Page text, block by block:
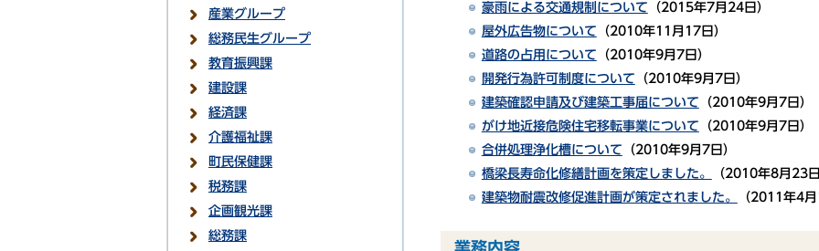
産業グループ
総務民生グループ
教育振興課
建設課
経済課
介護福祉課
町民保健課
税務課
企画観光課
総務課
豪雨による交通規制について （2015年7月24日）
屋外広告物について （2010年11月17日）
道路の占用について （2010年9月7日）
開発行為許可制度について （2010年9月7日）
建築確認申請及び建築工事届について （2010年9月7日）
がけ地近接危険住宅移転事業について （2010年9月7日）
合併処理浄化槽について （2010年9月7日）
橋梁長寿命化修繕計画を策定しました。
（2010年8月23
建築物耐震改修促進計画が策定されました。
（2011年4
業務内容